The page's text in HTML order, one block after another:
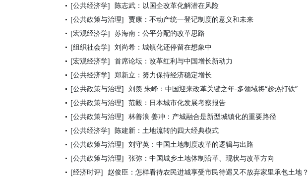
[公共经济学] 陈志武：以国企改革化解潜在风险
[公共政策与治理] 贾康：不动产统一登记制度的意义和未来
[宏观经济学] 苏海南：公平分配的改革思路
[组织社会学] 刘尚希：城镇化还停留在想象中
[宏观经济学] 首席论坛：改革红利与中国增长新动力
[公共经济学] 郑新立：努力保持经济稳定增长
[公共政策与治理] 刘羡 朱峰：中国迎来改革关键之年-多领域将“趁热打铁”
[公共政策与治理] 范毅：日本城市化发展考察报告
[公共政策与治理] 林善浪 姜冲：产城融合是新型城镇化的重要路径
[公共经济学] 陈建新：土地流转的四大经典模式
[公共政策与治理] 刘守英：中国土地制度改革的逻辑与出路
[公共政策与治理] 张弥：中国城乡土地体制沿革、现状与改革方向
[经济时评] 赵俊臣：怎样看待农民进城享受市民待遇又不放弃家里承包土地？